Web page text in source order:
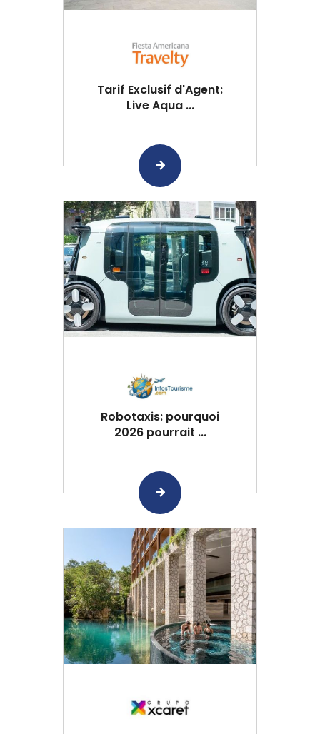
Tarif Exclusif d'Agent:
Live Aqua ...
Robotaxis: pourquoi
2026 pourrait ...